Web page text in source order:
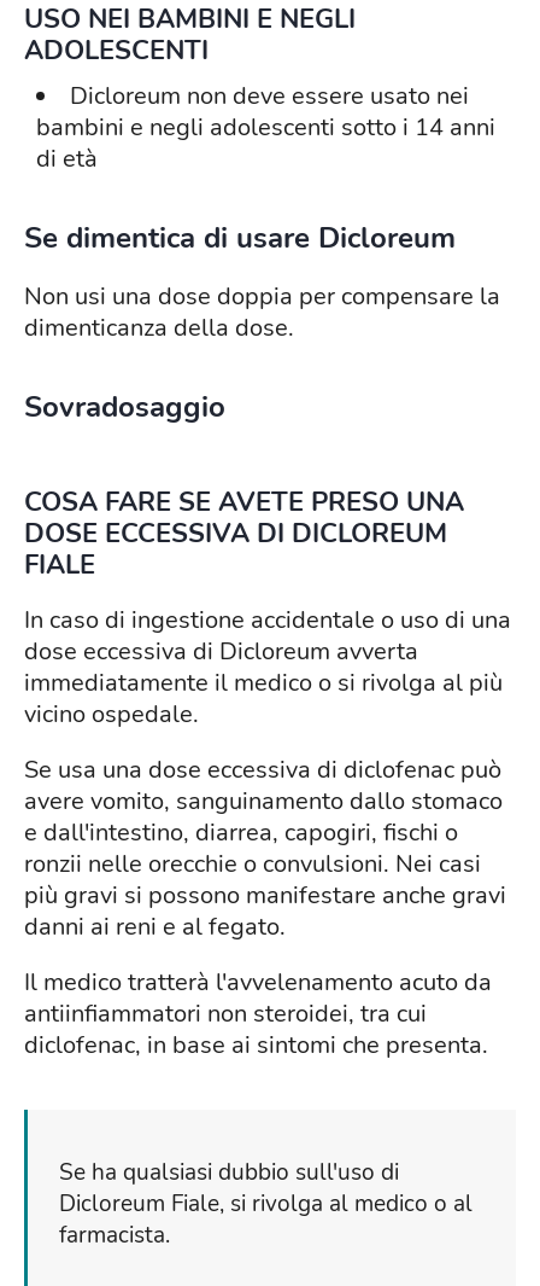
USO NEI BAMBINI E NEGLI
ADOLESCENTI
Dicloreum non deve essere usato nei
bambini e negli adolescenti sotto i 14 anni
di età
Se dimentica di usare Dicloreum
Non usi una dose doppia per compensare la
dimenticanza della dose.
Sovradosaggio
COSA FARE SE AVETE PRESO UNA
DOSE ECCESSIVA DI DICLOREUM
FIALE
In caso di ingestione accidentale o uso di una
dose eccessiva di Dicloreum avverta
immediatamente il medico o si rivolga al più
vicino ospedale.
Se usa una dose eccessiva di diclofenac può
avere vomito, sanguinamento dallo stomaco
e dall'intestino, diarrea, capogiri, fischi o
ronzii nelle orecchie o convulsioni. Nei casi
più gravi si possono manifestare anche gravi
danni ai reni e al fegato.
Il medico tratterà l'avvelenamento acuto da
antiinfiammatori non steroidei, tra cui
diclofenac, in base ai sintomi che presenta.
Se ha qualsiasi dubbio sull'uso di
Dicloreum Fiale, si rivolga al medico o al
farmacista.